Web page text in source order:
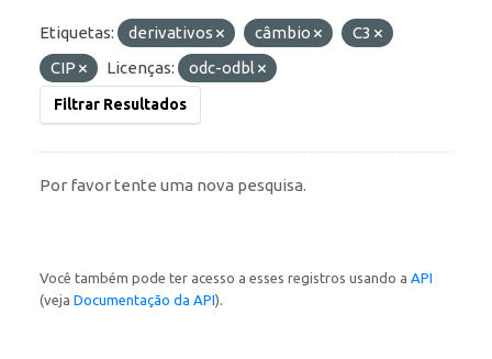
Etiquetas: derivativos câmbio
C3
CIP
Licenças: odc-odbl
Filtrar Resultados
Por favor tente uma nova pesquisa.
Você também pode ter acesso a esses registros usando a API
(veja Documentação da API).